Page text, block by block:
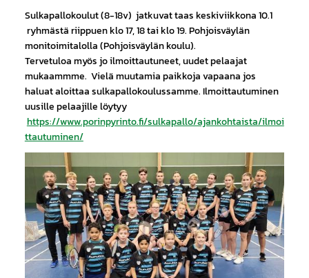
Sulkapallokoulut (8-18v) jatkuvat taas keskiviikkona 10.1
ryhmästä riippuen klo 17, 18 tai klo 19. Pohjoisväylän
monitoimitalolla (Pohjoisväylän koulu).
Tervetuloa myös jo ilmoittautuneet, uudet pelaajat
mukaammme. Vielä muutamia paikkoja vapaana jos
haluat aloittaa sulkapallokoulussamme. Ilmoittautuminen
uusille pelaajille löytyy
https://www.porinpyrinto.fi/sulkapallo/ajankohtaista/ilmoi
ttautuminen/